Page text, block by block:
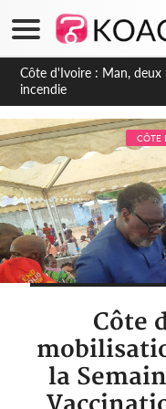
Côte d'Ivoire : Séileu, la
transformée en vaste
dépigmentants dangereux
CÔTE
Côte
la